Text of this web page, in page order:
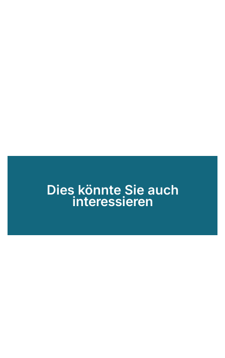
Dies könnte Sie auch
interessieren